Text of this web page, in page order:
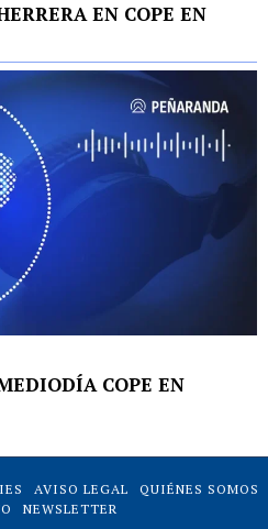
EN COPE EN
COPE EN
AVISO LEGAL
QUIÉNES SOMOS
NEWSLETTER